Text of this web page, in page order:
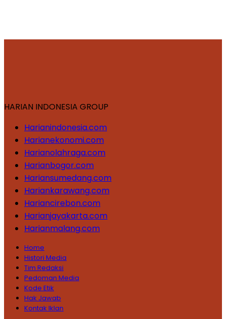
HARIAN INDONESIA GROUP
Harianindonesia.com
Harianekonomi.com
Harianolahraga.com
Harianbogor.com
Hariansumedang.com
Hariankarawang.com
Hariancirebon.com
Harianjayakarta.com
Harianmalang.com
Home
Histori Media
Tim Redaksi
Pedoman Media
Kode Etik
Hak Jawab
Kontak Iklan